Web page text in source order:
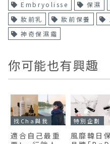
Embryolisse 保濕
妝前乳
妝前保養
神奇保濕霜
你可能也有興趣
找Cha與我
適合自己最重
特別企劃
風靡韓日